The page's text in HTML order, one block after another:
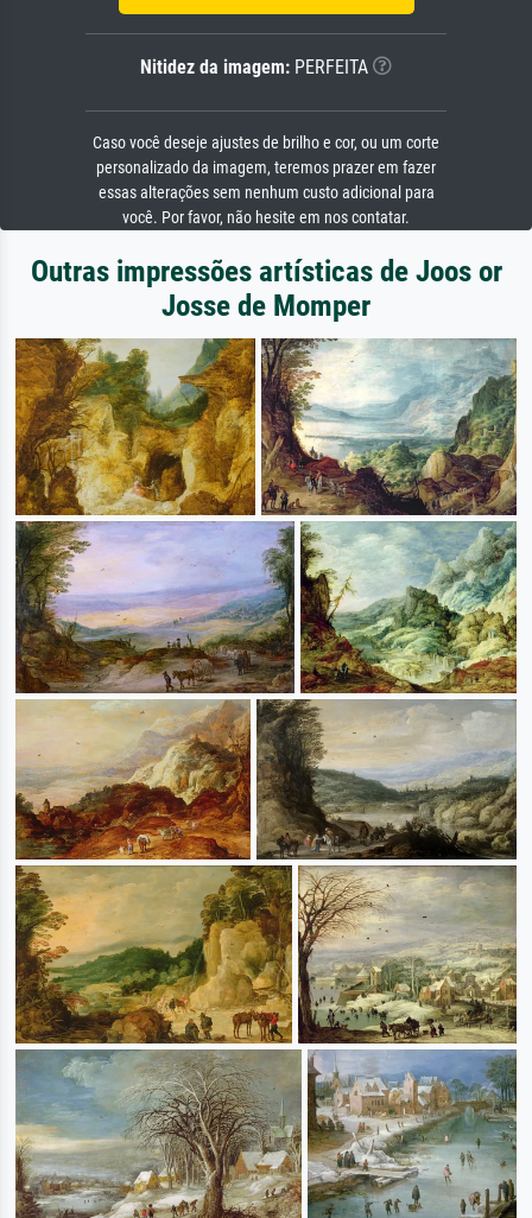
Nitidez da imagem: PERFEITA
Caso você deseje ajustes de brilho e cor, ou um corte
personalizado da imagem, teremos prazer em fazer
essas alterações sem nenhum custo adicional para
você. Por favor, não hesite em nos contatar.
Outras impressões artísticas de Joos or
Josse de Momper